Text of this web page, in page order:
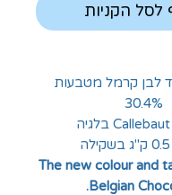
לסל הקניות
לבן קרמל מטבעות
30.4%
The new colour and
Belgian